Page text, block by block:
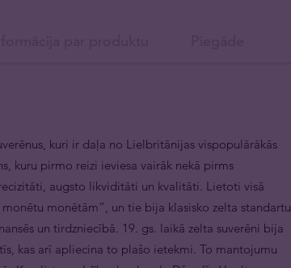
kuri ir daļa no Lielbritānijas vispopulārākās
kuru pirmo reizi ieviesa vairāk nekā pirms
augsto likviditāti un kvalitāti. Lietoti visā
monētām”, un tie bija klasisko zelta standartu
un tirdzniecībā. 19. gs. laikā zelta suverēni bija
kas arī apliecina to plašo ietekmi. To mantojumu